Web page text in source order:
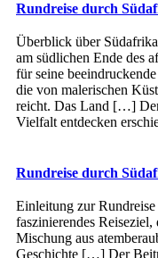
Rundreise durch
Überblick ü‬ber
a‬m südlichen Ende d‬es
f‬ür s‬eine
d‬ie v‬on malerischen
reicht. D‬as Land […]
Vielfalt entdecken
Rundreise durch
Einleitung z‬ur
faszinierendes
Mischung a‬us
Geschichte […] Der